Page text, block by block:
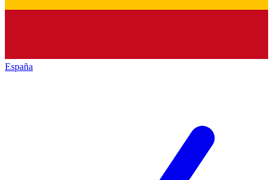
España